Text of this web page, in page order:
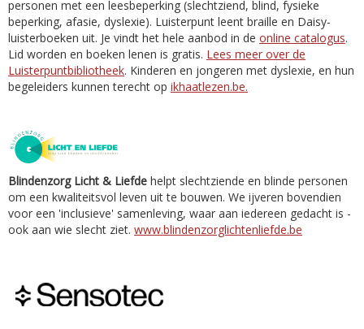
personen met een leesbeperking (slechtziend, blind, fysieke
beperking, afasie, dyslexie). Luisterpunt leent braille en Daisy-
luisterboeken uit. Je vindt het hele aanbod in de online catalogus.
Lid worden en boeken lenen is gratis. Lees meer over de
Luisterpuntbibliotheek. Kinderen en jongeren met dyslexie, en hun
begeleiders kunnen terecht op ikhaatlezen.be.
Blindenzorg Licht & Liefde helpt slechtziende en blinde personen
om een kwaliteitsvol leven uit te bouwen. We ijveren bovendien
voor een 'inclusieve' samenleving, waar aan iedereen gedacht is -
ook aan wie slecht ziet. www.blindenzorglichtenliefde.be